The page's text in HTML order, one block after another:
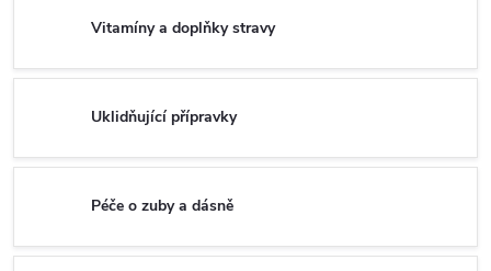
Vitamíny a doplňky stravy
Uklidňující přípravky
Péče o zuby a dásně